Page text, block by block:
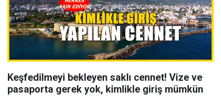
Keşfedilmeyi bekleyen saklı cennet! Vize ve
pasaporta gerek yok, kimlikle giriş mümkün